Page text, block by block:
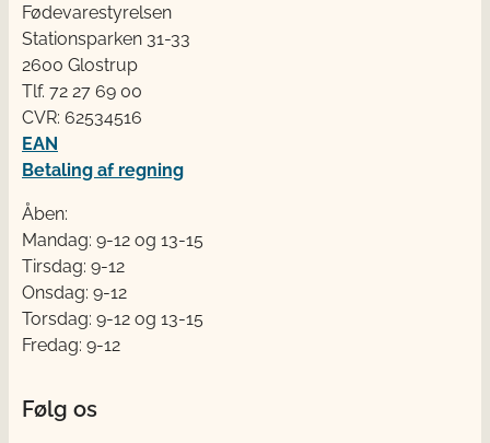
Fødevarestyrelsen
Stationsparken 31-33
2600 Glostrup
Tlf. 72 2​​​7 69 00
CVR: 62534516
EAN
Betaling af regning
Åben:
Mandag: 9-12 og 13-15
Tirsdag: 9-12
Onsdag: 9-12
Torsdag: 9-12 og 13-15
Fredag: 9-12
Følg os